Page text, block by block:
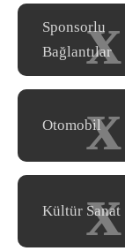
x
Sponsorlu
Bağlantılar
x
Otomobil
x
Kültür Sanat